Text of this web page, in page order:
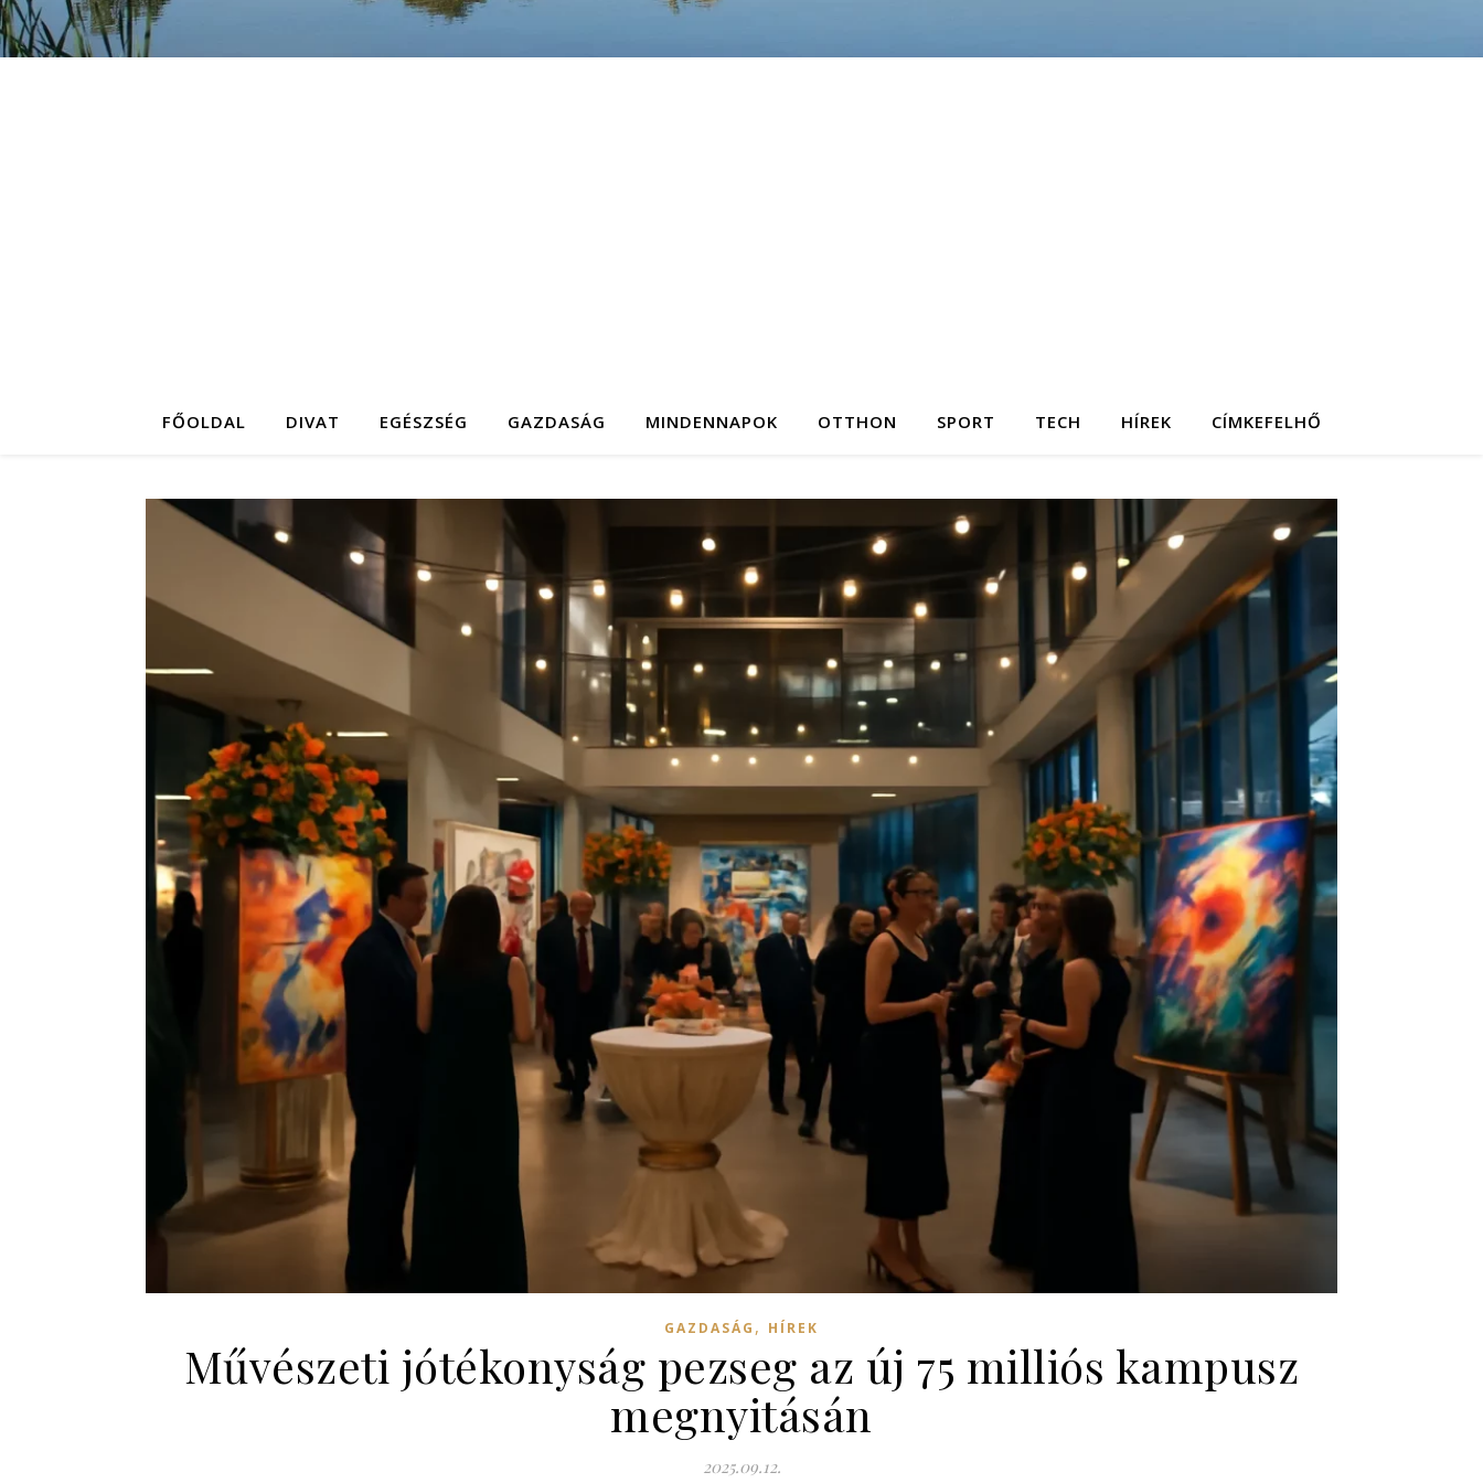
FŐOLDAL DIVAT EGÉSZSÉG GAZDASÁG MINDENNAPOK OTTHON SPORT TECH HÍREK CÍMKEFELHŐ
GAZDASÁG , HÍREK
Művészeti jótékonyság pezseg az új 75 milliós kampusz
megnyitásán
2025.09.12.